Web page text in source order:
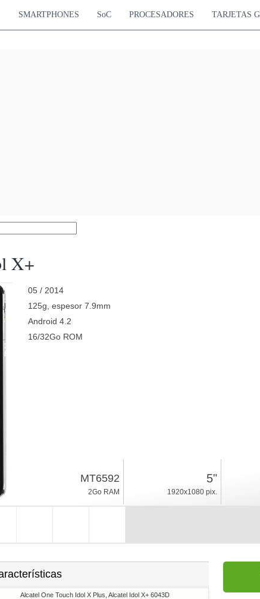
SMARTPHONES SoC PROCESADORES TARJETAS
X+
05 / 2014
125g, espesor 7.9mm
Android 4.2
16/32Go ROM
MT6592
2Go RAM
5"
1920x1080 pix.
Alcatel One Touch Idol X Plus, Alcatel Idol X+ 6043D